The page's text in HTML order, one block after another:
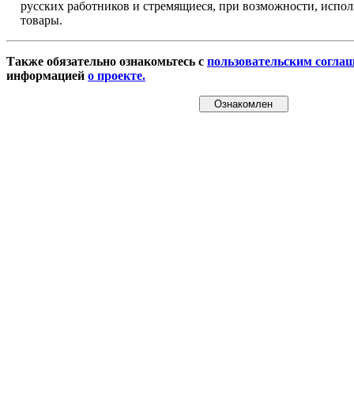
русских работников и стремящиеся, при возможности,
товары.
Также обязательно ознакомьтесь с пользовательским
информацией о проекте.
Ознакомлен